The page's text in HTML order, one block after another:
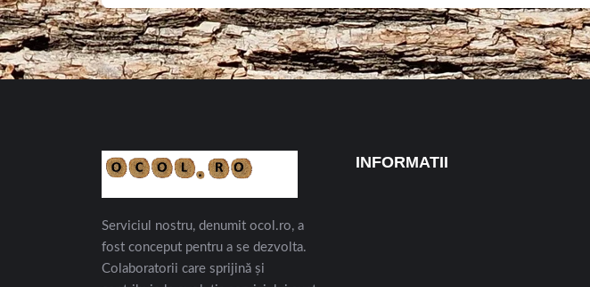
Serviciul nostru, denumit ocol.ro, a
fost conceput pentru a se dezvolta.
Colaboratorii care sprijină și
INFORMATII